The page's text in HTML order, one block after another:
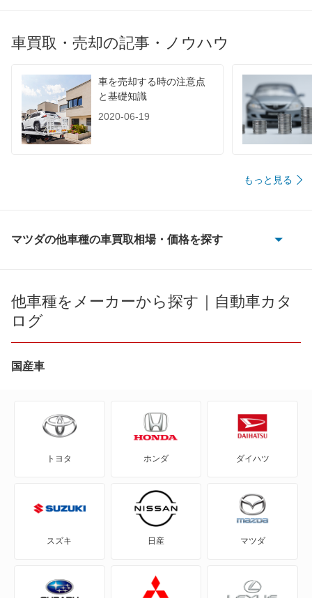
車買取・売却の記事・ノウハウ
車を売却する時の注意点
と基礎知識
2020-06-19
もっと見る
マツダの他車種の車買取相場・価格を探す
AZ-3
AZ-オフロード
AZ-ワゴン
他車種をメーカーから探す｜自動車カタ
ログ
国産車
トヨタ ホンダ ダイハツ
スズキ 日産 マツダ